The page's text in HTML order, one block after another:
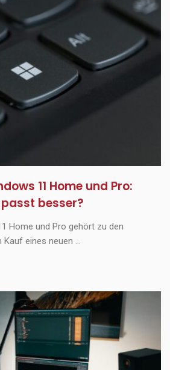
11 Home und Pro:
besser?
Home und Pro gehört zu den
eines neuen ...